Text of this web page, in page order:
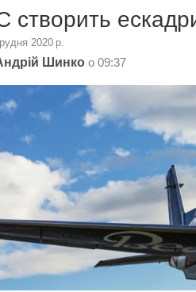
2020 р.
Шинко о 09:37